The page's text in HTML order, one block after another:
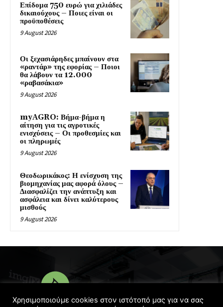
Επίδομα 750 ευρώ για χιλιάδες
δικαιούχους – Ποιες είναι οι
προϋποθέσεις
9 August 2026
Οι ξεχασιάρηδες μπαίνουν στα
«ραντάρ» της εφορίας – Ποιοι
θα λάβουν τα 12.000
«ραβασάκια»
9 August 2026
myAGRO: Βήμα-βήμα η
αίτηση για τις αγροτικές
ενισχύσεις – Οι προθεσμίες και
οι πληρωμές
9 August 2026
Θεοδωρικάκος: Η ενίσχυση της
βιομηχανίας μας αφορά όλους –
Διασφαλίζει την ανάπτυξη και
ασφάλεια και δίνει καλύτερους
μισθούς
9 August 2026
Χρησιμοποιούμε cookies στον ιστότοπό μας για να σας